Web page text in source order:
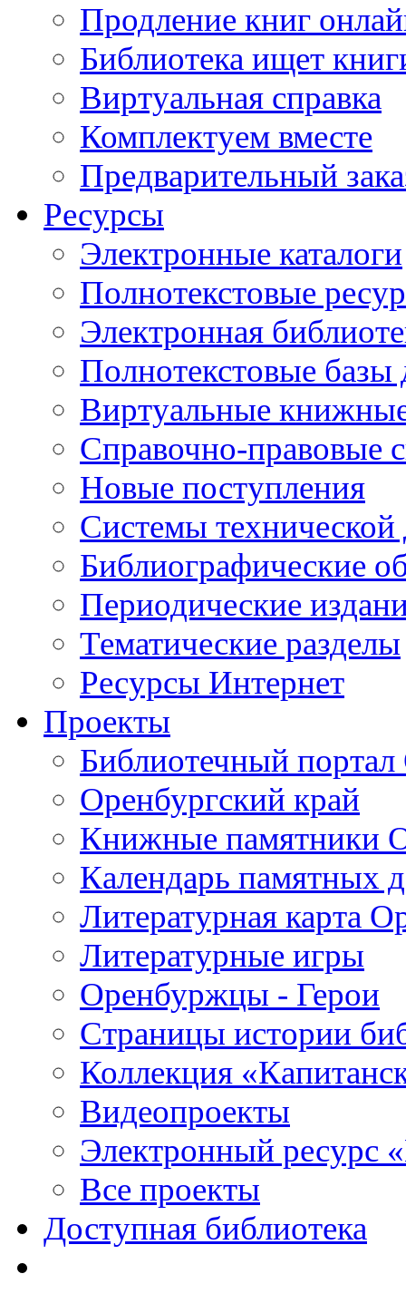
Продление книг
Библиотека ищет
Виртуальная справка
Комплектуем вместе
Предварительный
Ресурсы
Электронные каталоги
Полнотекстовые
Электронная
Полнотекстовые
Виртуальные
Справочно-правовые
Новые поступления
Cистемы
Библиографические
Периодические
Тематические разделы
Ресурсы Интернет
Проекты
Библиотечный портал
Оренбургский край
Книжные памятники
Календарь памятных
Литературная карта
Литературные игры
Оренбуржцы - Герои
Страницы истории
Коллекция
Видеопроекты
Электронный ресурс
Все проекты
Доступная библиотека